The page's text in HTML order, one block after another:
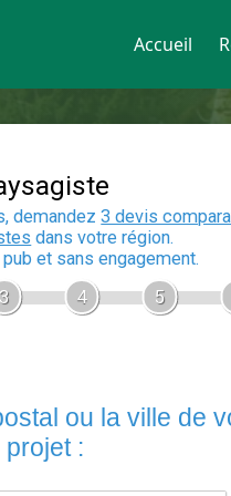
Accueil
Devis
En 5
aux
Gratuit, sans